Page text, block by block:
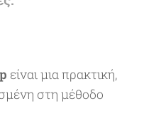
είναι μια πρακτική,
στη μέθοδο